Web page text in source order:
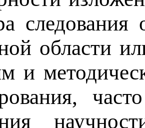
области
и